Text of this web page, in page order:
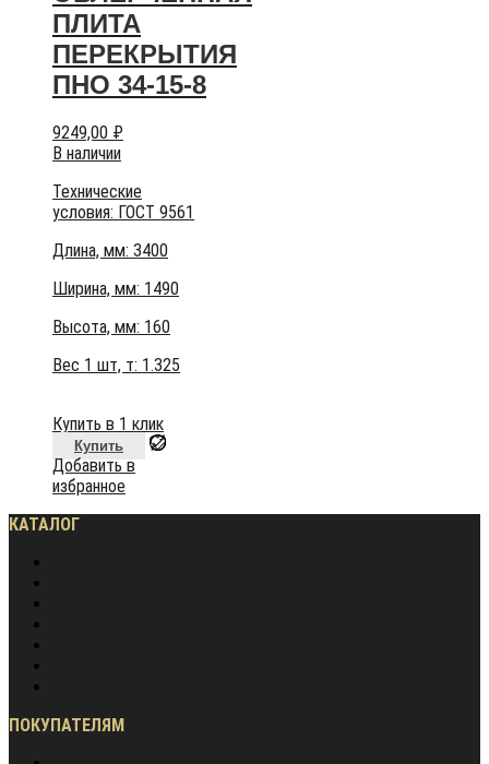
ПЛИТА
ПЕРЕКРЫТИЯ
ПНО 34-15-8
9249,00 ₽
В наличии
Технические
условия: ГОСТ 9561
Длина, мм: 3400
Ширина, мм: 1490
Высота, мм: 160
Вес 1 шт, т: 1.325
Купить в 1 клик
Купить
Добавить в
избранное
КАТАЛОГ
ПОКУПАТЕЛЯМ